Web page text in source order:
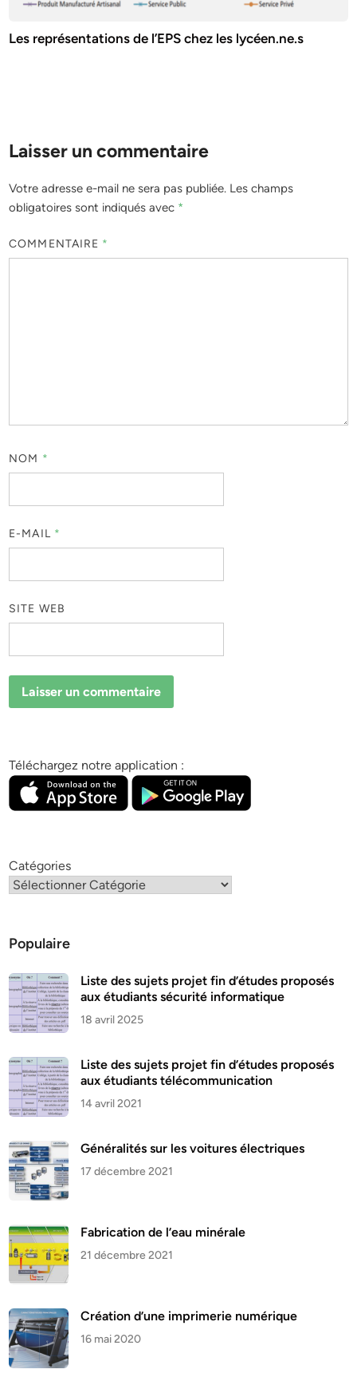
Les représentations de l’EPS chez les lycéen.ne.s
Laisser un commentaire
Votre adresse e-mail ne sera pas publiée. Les champs
obligatoires sont indiqués avec *
COMMENTAIRE *
NOM *
E-MAIL *
SITE WEB
Téléchargez notre application :
Catégories
Populaire
Liste des sujets projet fin d’études proposés
aux étudiants sécurité informatique
18 avril 2025
Liste des sujets projet fin d’études proposés
aux étudiants télécommunication
14 avril 2021
Généralités sur les voitures électriques
17 décembre 2021
Fabrication de l’eau minérale
21 décembre 2021
Création d’une imprimerie numérique
16 mai 2020